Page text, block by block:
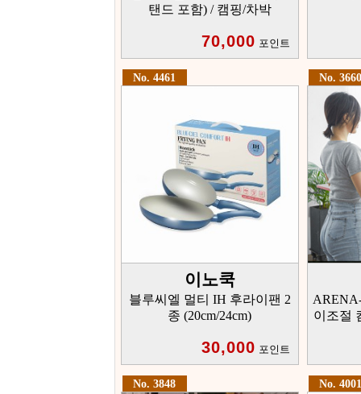
탠드 포함) / 캠핑/차박
70,000 포인트
No. 4461
이노쿡
블루씨엘 멀티 IH 후라이팬 2
종 (20cm/24cm)
30,000 포인트
No. 3660
이조절
No. 3848 No. 4001